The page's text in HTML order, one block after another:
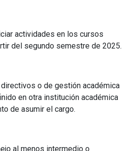
actividades en los cursos
del segundo semestre de 2025.
o de gestión académica
en otra institución académica
de asumir el cargo.
al menos intermedio o